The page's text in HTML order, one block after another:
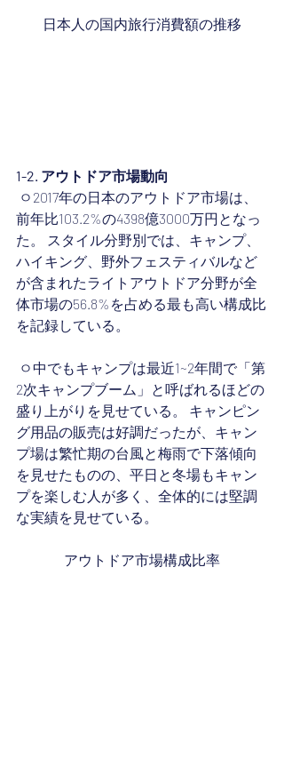
日本人の国内旅行消費額の推移
1-2. アウトドア市場動向
前年比103.2%の4398億3000万円となっ
た。 スタイル分野別では、キャンプ、
ハイキング、野外フェスティバルなど
が含まれたライトアウトドア分野が全
体市場の56.8%を占める最も高い構成比
を記録している。
2次キャンプブーム」と呼ばれるほどの
盛り上がりを見せている。 キャンピン
グ用品の販売は好調だったが、キャン
プ場は繁忙期の台風と梅雨で下落傾向
を見せたものの、平日と冬場もキャン
プを楽しむ人が多く、全体的には堅調
な実績を見せている。
アウトドア市場構成比率